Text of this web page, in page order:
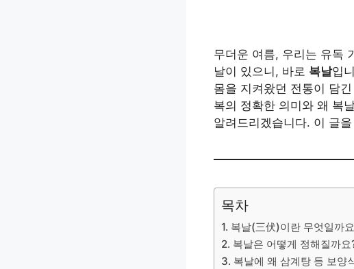
무더운 여름, 우리는 유독
날이 있으니, 바로 복날입
몸을 지켜왔던 전통이 담
복의 정확한 의미와 왜 복
알려드리겠습니다. 이 글
목차
1. 복날(三伏)이란 무엇일까
2. 복날은 어떻게 정해질까
3. 복날에 왜 삼계탕 등 보양